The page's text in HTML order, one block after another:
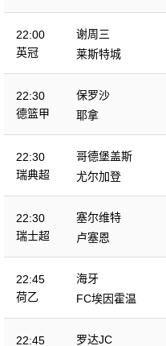
22:00
英冠
谢周三
莱斯特城
22:30
德篮甲
保罗沙
耶拿
22:30
瑞典超
哥德堡盖斯
尤尔加登
22:30
瑞士超
塞尔维特
卢塞恩
22:45
荷乙
海牙
FC埃因霍温
22:45
罗达JC